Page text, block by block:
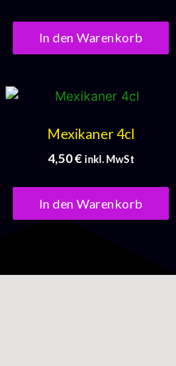
In den Warenkorb
Mexikaner 4cl
4,50€ inkl. MwSt
In den Warenkorb